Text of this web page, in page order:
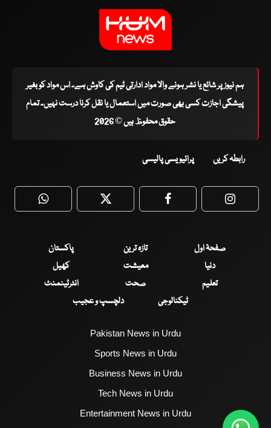
ہم نیوز پر شائع یا نشر ہونے والا مواد ادارتی ٹیم کی کاوش ہے۔ اس مواد کو بغیر
پیشگی اجازت کسی بھی صورت میں استعمال یا نقل کرنا درست نہیں۔ تمام
حقوق محفوظ ہیں © 2026
رابطہ کریں پرائیویسی پالیسی
WhatsApp Twitter Facebook
صفحۂ اول تازہ ترین
پاکستان
دنیا
معیشت
کھیل
تعلیم
صحت
انٹرٹینمنٹ
ٹیکنالوجی
دلچسپ و عجیب
Pakistan News in Urdu
Sports News in Urdu
Business News in Urdu
Tech News in Urdu
Entertainment News in Urdu